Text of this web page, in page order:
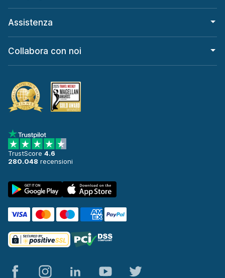
Assistenza
Collabora con noi
TrustScore 4.6
280.048 recensioni